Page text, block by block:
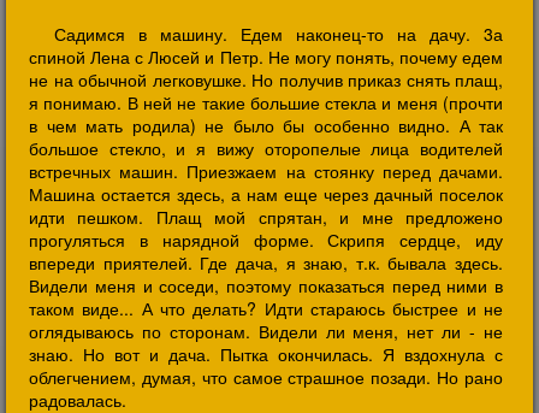
Садимся в машину. Едем наконец-то на дачу. 3а
спиной Лена с Люсей и Петр. Не могу понять, почему едем
не на обычной легковушке. Но получив приказ снять плащ,
я понимаю. В ней не такие большие стекла и меня (прочти
в чем мать родила) не было бы особенно видно. А так
большое стекло, и я вижу оторопелые лица водителей
встречных машин. Приезжаем на стоянку перед дачами.
Машина остается здесь, а нам еще через дачный поселок
идти пешком. Плащ мой спрятан, и мне предложено
прогуляться в нарядной форме. Скрипя сердце, иду
впереди приятелей. Где дача, я знаю, т.к. бывала здесь.
Видели меня и соседи, поэтому показаться перед ними в
таком виде... А что делать? Идти стараюсь быстрее и не
оглядываюсь по сторонам. Видели ли меня, нет ли - не
знаю. Но вот и дача. Пытка окончилась. Я вздохнула с
облегчением, думая, что самое страшное позади. Но рано
радовалась.